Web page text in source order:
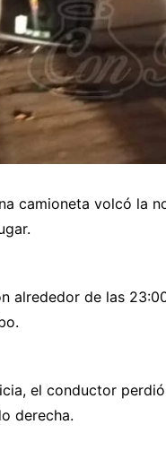
camioneta volcó la
alrededor de las
el conductor
derecha.